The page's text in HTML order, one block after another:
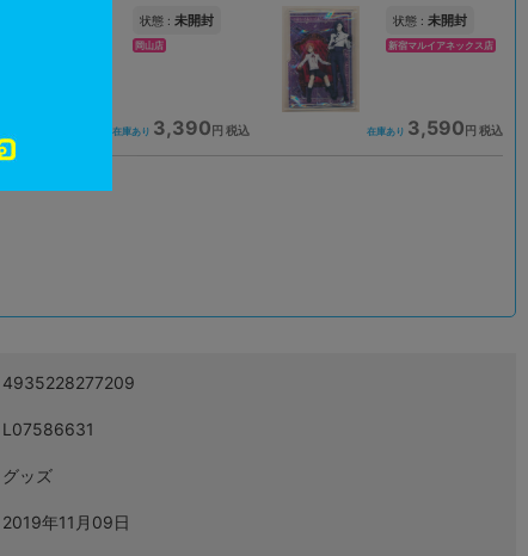
状態 : 未開封
岡山店
在庫あり 3,390円 税込
状態 : 未開封
新宿マルイアネックス店
在庫あり 3,590円 税込
4935228277209
L07586631
グッズ
2019年11月09日